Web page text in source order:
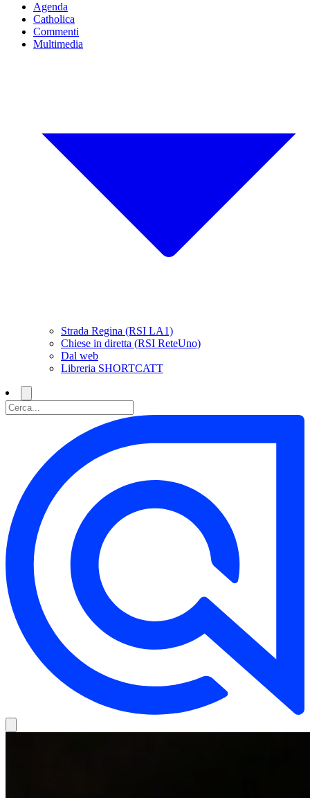
Agenda
Catholica
Commenti
Multimedia
Strada Regina (RSI LA1)
Chiese in diretta (RSI ReteUno)
Dal web
Libreria SHORTCATT